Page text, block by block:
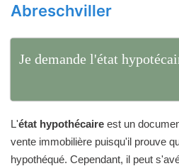
Abreschviller
Je demande l'état
L'état hypothécaire est un
vente immobilière puisqu'il prouve
hypothéqué. Cependant, il peut